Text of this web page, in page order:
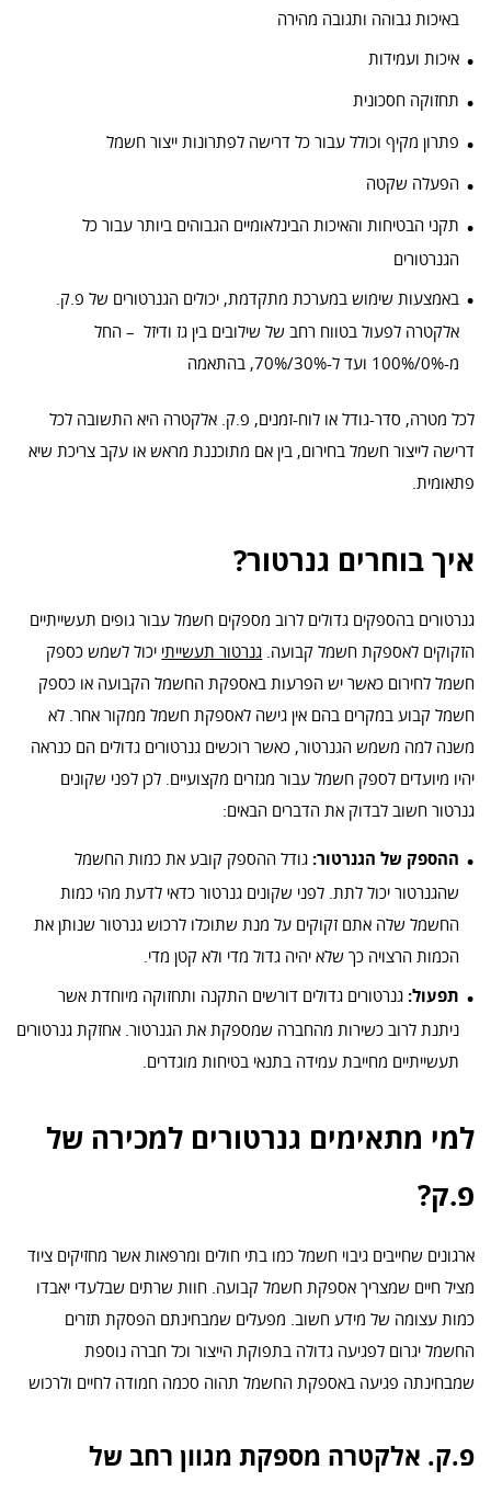
באיכות גבוהה ותגובה מהירה
איכות ועמידות
תחזוקה חסכונית
פתרון מקיף וכולל עבור כל דרישה לפתרונות ייצור חשמל
הפעלה שקטה
תקני הבטיחות והאיכות הבינלאומיים הגבוהים ביותר עבור כל
הגנרטורים
באמצעות שימוש במערכת מתקדמת, יכולים הגנרטורים של פ.ק.
אלקטרה לפעול בטווח רחב של שילובים בין גז ודיזל – החל
מ-0%/100% ועד ל-30%/70%, בהתאמה
לכל מטרה, סדר-גודל או לוח-זמנים, פ.ק. אלקטרה היא התשובה לכל
דרישה לייצור חשמל בחירום, בין אם מתוכננת מראש או עקב צריכת שיא
פתאומית.
איך בוחרים גנרטור?
גנרטורים בהספקים גדולים לרוב מספקים חשמל עבור גופים תעשייתיים
הזקוקים לאספקת חשמל קבועה. גנרטור תעשייתי יכול לשמש כספק
חשמל לחירום כאשר יש הפרעות באספקת החשמל הקבועה או כספק
חשמל קבוע במקרים בהם אין גישה לאספקת חשמל ממקור אחר. לא
משנה למה משמש הגנרטור, כאשר רוכשים גנרטורים גדולים הם כנראה
יהיו מיועדים לספק חשמל עבור מגזרים מקצועיים. לכן לפני שקונים
גנרטור חשוב לבדוק את הדברים הבאים:
ההספק של הגנרטור: גודל ההספק קובע את כמות החשמל
שהגנרטור יכול לתת. לפני שקונים גנרטור כדאי לדעת מהי כמות
החשמל שלה אתם זקוקים על מנת שתוכלו לרכוש גנרטור שנותן את
הכמות הרצויה כך שלא יהיה גדול מדי ולא קטן מדי.
תפעול: גנרטורים גדולים דורשים התקנה ותחזוקה מיוחדת אשר
ניתנת לרוב כשירות מהחברה שמספקת את הגנרטור. אחזקת גנרטורים
תעשייתיים מחייבת עמידה בתנאי בטיחות מוגדרים.
למי מתאימים גנרטורים למכירה של
פ.ק?
ארגונים שחייבים גיבוי חשמל כמו בתי חולים ומרפאות אשר מחזיקים ציוד
מציל חיים שמצריך אספקת חשמל קבועה. חוות שרתים שבלעדי יאבדו
כמות עצומה של מידע חשוב. מפעלים שמבחינתם הפסקת תזרים
החשמל יגרום לפגיעה גדולה בתפוקת הייצור וכל חברה נוספת
שמבחינתה פגיעה באספקת החשמל תהוה סכמה חמודה לחיים ולרכוש
פ.ק. אלקטרה מספקת מגוון רחב של